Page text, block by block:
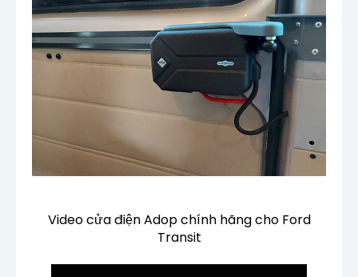
Video cửa điện Adop chính hãng cho Ford
Transit